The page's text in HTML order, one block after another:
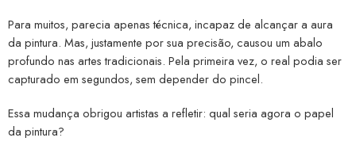
Para muitos, parecia apenas técnica, incapaz de alcançar a aura
da pintura. Mas, justamente por sua precisão, causou um abalo
profundo nas artes tradicionais. Pela primeira vez, o real podia ser
capturado em segundos, sem depender do pincel.
Essa mudança obrigou artistas a refletir: qual seria agora o papel
da pintura?